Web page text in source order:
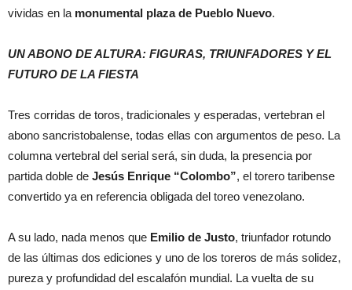
vividas en la monumental plaza de Pueblo Nuevo.
UN ABONO DE ALTURA: FIGURAS, TRIUNFADORES Y EL
FUTURO DE LA FIESTA
Tres corridas de toros, tradicionales y esperadas, vertebran el
abono sancristobalense, todas ellas con argumentos de peso. La
columna vertebral del serial será, sin duda, la presencia por
partida doble de Jesús Enrique “Colombo”, el torero taribense
convertido ya en referencia obligada del toreo venezolano.
A su lado, nada menos que Emilio de Justo, triunfador rotundo
de las últimas dos ediciones y uno de los toreros de más solidez,
pureza y profundidad del escalafón mundial. La vuelta de su